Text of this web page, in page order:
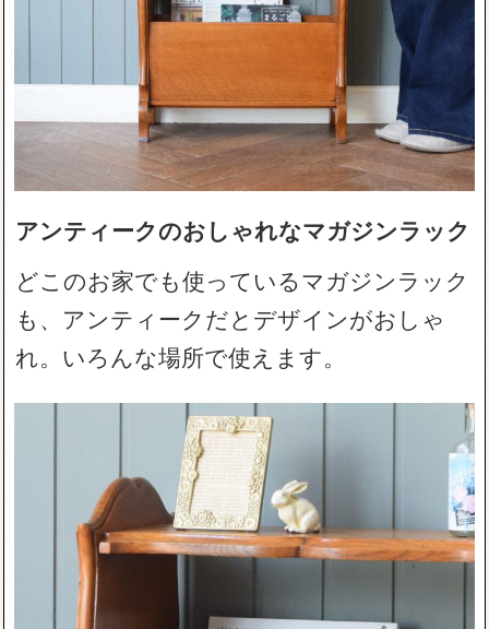
アンティークのおしゃれなマガジンラック
どこのお家でも使っているマガジンラック
も、アンティークだとデザインがおしゃ
れ。いろんな場所で使えます。